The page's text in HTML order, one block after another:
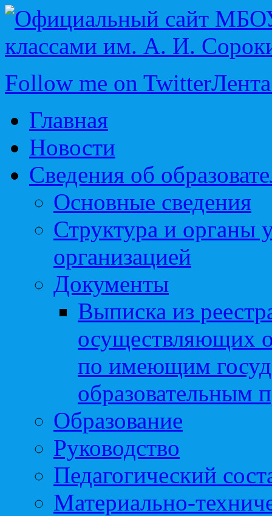
Follow me on Twitter
Главная
Новости
Сведения об
Основные сведения
Структура и органы
организацией
Документы
Выписка из
осуществляющих
по имеющим
образовательным
Образование
Руководство
Педагогический
Материально-